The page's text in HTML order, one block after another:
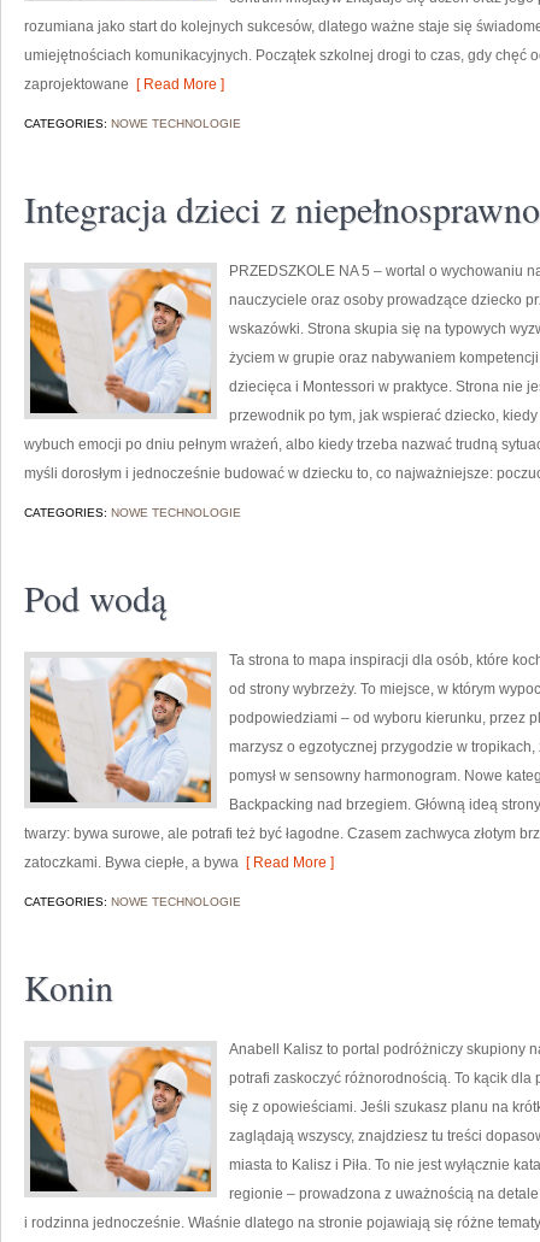
rozumiana jako start do kolejnych sukcesów, dlatego ważne staje się
umiejętnościach komunikacyjnych. Początek szkolnej drogi to czas, gdy chęć
zaprojektowane [ Read More ]
CATEGORIES: NOWE TECHNOLOGIE
Integracja dzieci z
PRZEDSZKOLE NA 5 – wortal o wychowaniu
nauczyciele oraz osoby prowadzące dziecko
wskazówki. Strona skupia się na typowych
życiem w grupie oraz nabywaniem
dziecięca i Montessori w praktyce. Strona nie
przewodnik po tym, jak wspierać dziecko,
wybuch emocji po dniu pełnym wrażeń, albo kiedy trzeba nazwać trudną
myśli dorosłym i jednocześnie budować w dziecku to, co najważniejsze:
CATEGORIES: NOWE TECHNOLOGIE
Pod wodą
Ta strona to mapa inspiracji dla osób, które
od strony wybrzeży. To miejsce, w którym
podpowiedziami – od wyboru kierunku, przez
marzysz o egzotycznej przygodzie w
pomysł w sensowny harmonogram. Nowe
Backpacking nad brzegiem. Główną ideą
twarzy: bywa surowe, ale potrafi też być łagodne. Czasem zachwyca złotym
zatoczkami. Bywa ciepłe, a bywa [ Read More ]
CATEGORIES: NOWE TECHNOLOGIE
Konin
Anabell Kalisz to portal podróżniczy skupiony
potrafi zaskoczyć różnorodnością. To kącik
się z opowieściami. Jeśli szukasz planu na
zaglądają wszyscy, znajdziesz tu treści
miasta to Kalisz i Piła. To nie jest wyłącznie
regionie – prowadzona z uważnością na
i rodzinna jednocześnie. Właśnie dlatego na stronie pojawiają się różne